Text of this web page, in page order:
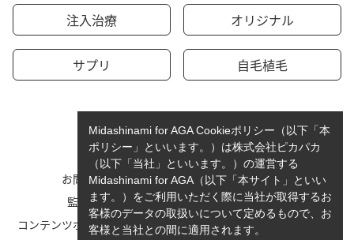
注入治療 オリジナル
サプリ 自毛植毛
お問い合わせ
運営者情報
監修者一覧
cookieポリシーについて
コンテンツポリシーと運営指針
利用規約
Midashinami for AGA Cookieポリシー（以下「本
ポリシー」といいます。）は株式会社ピカパカ
（以下「当社」といいます。）の運営する
Midashinami for AGA（以下「本サイト」といい
ます。）をご利用いただく際に当社が取得するお
客様のデータの取扱いについて定めるもので、お
客様と当社との間に適用されます。